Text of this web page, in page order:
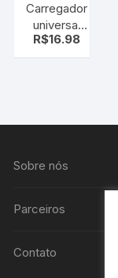
Carregador
universal
para
R$16.98
Sobre nós
Parceiros
Contato